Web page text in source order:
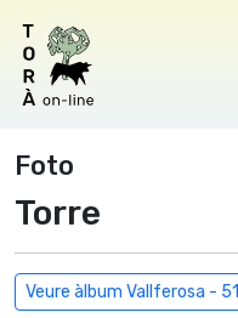
Foto
Torre
Veure àlbum Vallferosa - 51